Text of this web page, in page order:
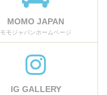
MOMO JAPAN
モモジャパンホームページ
IG GALLERY